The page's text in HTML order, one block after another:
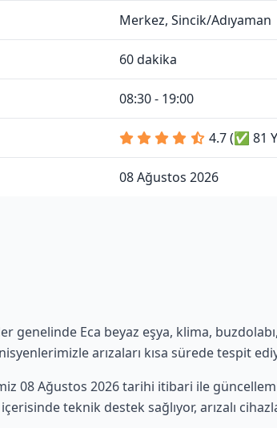
Merkez, Sincik/Adıyaman
60 dakika
08:30 - 19:00
4.7 (✅ 81
08 Ağustos 2026
genelinde Eca beyaz eşya, klima,
arızaları kısa sürede tespit
08 Ağustos 2026 tarihi itibari ile
içerisinde teknik destek sağlıyor, arızalı